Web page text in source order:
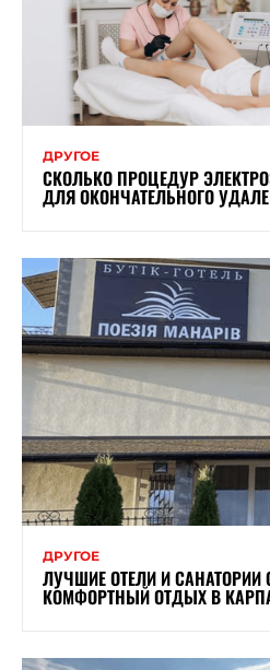
ДРУГОЕ
СКОЛЬКО ПРОЦЕДУР
ДЛЯ ОКОНЧАТЕЛЬНОГО
ДРУГОЕ
ЛУЧШИЕ ОТЕЛИ И
КОМФОРТНЫЙ ОТДЫХ В